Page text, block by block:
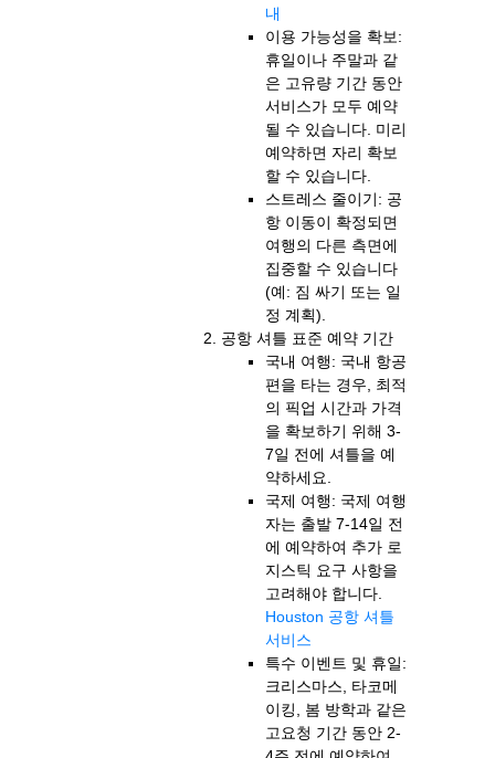
내
이용 가능성을 확보:
휴일이나 주말과 같
은 고유량 기간 동안
서비스가 모두 예약
될 수 있습니다. 미리
예약하면 자리 확보
할 수 있습니다.
스트레스 줄이기: 공
항 이동이 확정되면
여행의 다른 측면에
집중할 수 있습니다
(예: 짐 싸기 또는 일
정 계획).
공항 셔틀 표준 예약 기간
국내 여행: 국내 항공
편을 타는 경우, 최적
의 픽업 시간과 가격
을 확보하기 위해 3-
7일 전에 셔틀을 예
약하세요.
국제 여행: 국제 여행
자는 출발 7-14일 전
에 예약하여 추가 로
지스틱 요구 사항을
고려해야 합니다.
Houston 공항 셔틀
서비스
특수 이벤트 및 휴일:
크리스마스, 타코메
이킹, 봄 방학과 같은
고요청 기간 동안 2-